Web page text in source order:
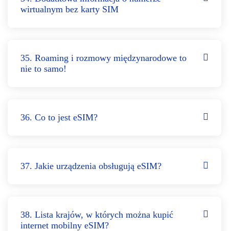
wirtualnym bez karty SIM
35. Roaming i rozmowy międzynarodowe to
nie to samo!
36. Co to jest eSIM?
37. Jakie urządzenia obsługują eSIM?
38. Lista krajów, w których można kupić
internet mobilny eSIM?